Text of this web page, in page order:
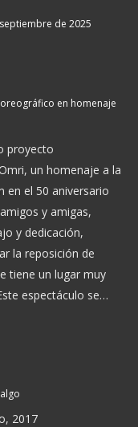
de 2025
en homenaje
proyecto
un homenaje a la
en el 50 aniversario
y amigas,
y dedicación,
la reposición de
tiene un lugar muy
espectáculo se…
2017